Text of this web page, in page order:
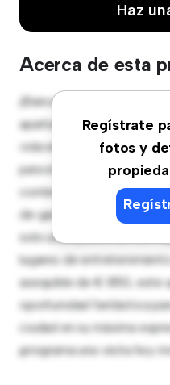
Haz
Acerca de esta
Regístrate
fotos y
¡Bienvenido a tu nuevo
apartamento de 1
vida elegante y
para el entretenimiento, y
contemporáneo está
de gama alta. Con su
solo unos pasos de los
lugares de
asequible de € 850, este
oportunidad fantástica
ciudad en su máxima
¡programa una visita hoy